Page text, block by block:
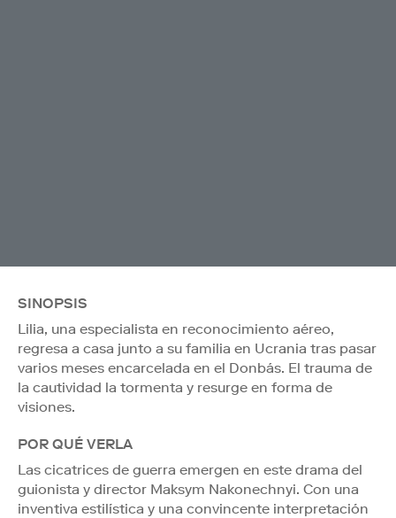
SINOPSIS
Lilia, una especialista en reconocimiento aéreo,
regresa a casa junto a su familia en Ucrania tras pasar
varios meses encarcelada en el Donbás. El trauma de
la cautividad la tormenta y resurge en forma de
visiones.
POR QUÉ VERLA
Las cicatrices de guerra emergen en este drama del
guionista y director Maksym Nakonechnyi. Con una
inventiva estilística y una convincente interpretación